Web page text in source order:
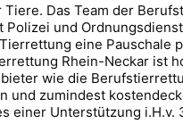
Das Team der
und
eine Pauschale
Rhein-Neckar ist
wie die
und zumindest
einer Unterstützung i.H.v.